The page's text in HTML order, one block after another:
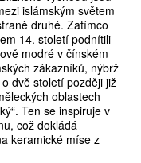
islámským světem
druhé. Zatímco
14. století podnítili
modré v čínském
zákazníků, nýbrž
dvě století později již
oblastech
Ten se inspiruje v
což dokládá
keramické míse z